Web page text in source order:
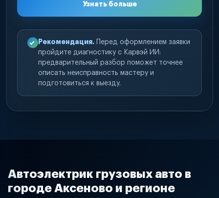
Узнать больше
Рекомендация. Перед оформлением заявки
пройдите диагностику с Карвэй ИИ:
предварительный разбор поможет точнее
описать неисправность мастеру и
подготовиться к выезду.
Автоэлектрик грузовых авто в
городе Аксеново и регионе